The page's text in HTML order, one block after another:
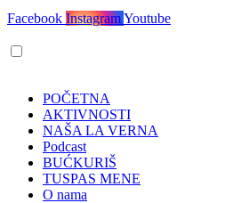
Facebook InstagramYoutube
POČETNA
AKTIVNOSTI
NAŠA LA VERNA
Podcast
BUĆKURIŠ
TUSPAS MENE
O nama